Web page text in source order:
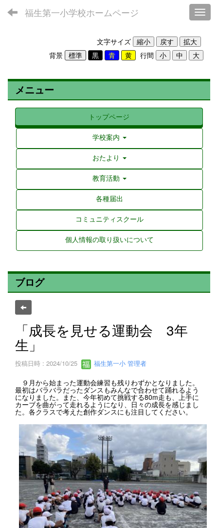
福生第一小学校ホームページ
文字サイズ
背景
行間
メニュー
トップページ
学校案内
おたより
教育活動
各種届出
コミュニティスクール
個人情報の取り扱いについて
ブログ
「成長を見せる運動会 3年
生」
投稿日時 : 2024/10/25 福生第一小 管理者
９月から始まった運動会練習も残りわずかとなりました。
最初はバラバラだったダンスもみんなで合わせて踊れるよう
になりました。また、今年初めて挑戦する80m走も、上手に
カーブを曲がって走れるようになり、日々の成長を感じまし
た。各クラスで考えた創作ダンスにも注目してください。